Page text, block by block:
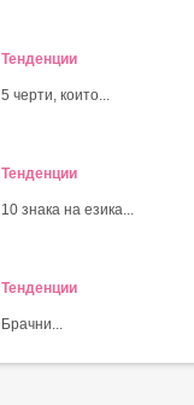
Тенденции
5 черти, които...
Тенденции
10 знака на езика...
Тенденции
Брачни...